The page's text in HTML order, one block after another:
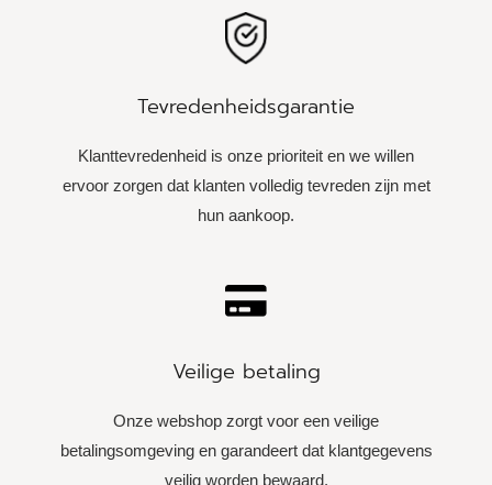
Tevredenheidsgarantie
Klanttevredenheid is onze prioriteit en we willen
ervoor zorgen dat klanten volledig tevreden zijn met
hun aankoop.
Veilige betaling
Onze webshop zorgt voor een veilige
betalingsomgeving en garandeert dat klantgegevens
veilig worden bewaard.